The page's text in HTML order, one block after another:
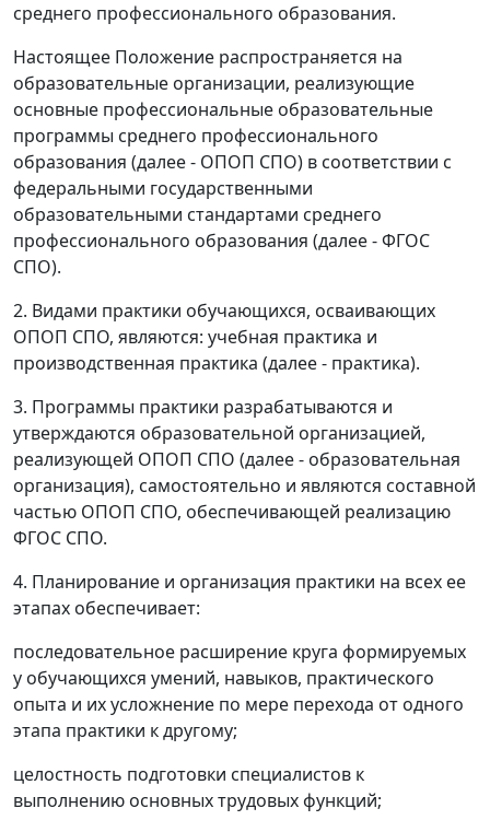
среднего профессионального образования.
Настоящее Положение распространяется на
образовательные организации, реализующие
основные профессиональные образовательные
программы среднего профессионального
образования (далее - ОПОП СПО) в соответствии с
федеральными государственными
образовательными стандартами среднего
профессионального образования (далее - ФГОС
СПО).
2. Видами практики обучающихся, осваивающих
ОПОП СПО, являются: учебная практика и
производственная практика (далее - практика).
3. Программы практики разрабатываются и
утверждаются образовательной организацией,
реализующей ОПОП СПО (далее - образовательная
организация), самостоятельно и являются составной
частью ОПОП СПО, обеспечивающей реализацию
ФГОС СПО.
4. Планирование и организация практики на всех ее
этапах обеспечивает:
последовательное расширение круга формируемых
у обучающихся умений, навыков, практического
опыта и их усложнение по мере перехода от одного
этапа практики к другому;
целостность подготовки специалистов к
выполнению основных трудовых функций;